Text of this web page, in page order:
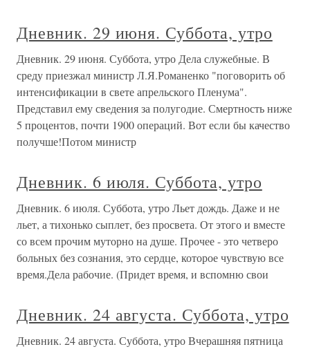
Дневник. 29 июня. Суббота, утро
Дневник. 29 июня. Суббота, утро Дела служебные. В
среду приезжал министр Л.Я.Романенко "поговорить об
интенсификации в свете апрельского Пленума".
Представил ему сведения за полугодие. Смертность ниже
5 процентов, почти 1900 операций. Вот если бы качество
получше!Потом министр
Дневник. 6 июля. Суббота, утро
Дневник. 6 июля. Суббота, утро Льет дождь. Даже и не
льет, а тихонько сыплет, без просвета. От этого и вместе
со всем прочим муторно на душе. Прочее - это четверо
больных без сознания, это сердце, которое чувствую все
время.Дела рабочие. (Придет время, и вспомню свои
Дневник. 24 августа. Суббота, утро
Дневник. 24 августа. Суббота, утро Вчерашняя пятница